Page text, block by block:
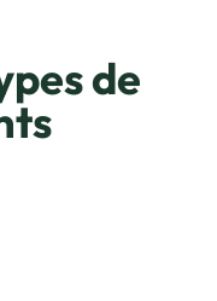
de